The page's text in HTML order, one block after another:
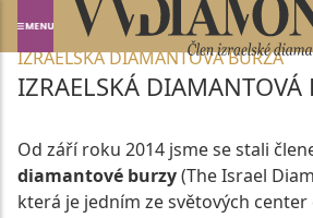
Domů
O SPOLEČNOSTI
IZRAELSKÁ DIAMANTOVÁ BURZA
IZRAELSKÁ DIAMANTOVÁ
Od září roku 2014 jsme se stali
diamantové burzy(The Israel
která je jedním ze světových